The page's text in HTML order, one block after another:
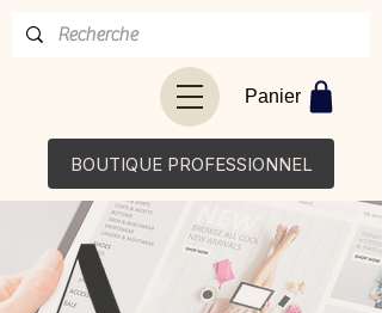
Panier
BOUTIQUE PROFESSIONNEL